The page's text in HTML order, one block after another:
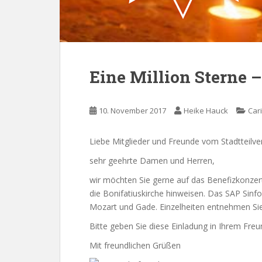
Eine Million Sterne
10. November 2017 Heike Hauck
Liebe Mitglieder und Freunde vom
sehr geehrte Damen und Herren,
wir möchten Sie gerne auf das
die Bonifatiuskirche hinweisen. Das SAP
Mozart und Gade. Einzelheiten entnehmen
Bitte geben Sie diese Einladung in Ihrem
Mit freundlichen Grüßen